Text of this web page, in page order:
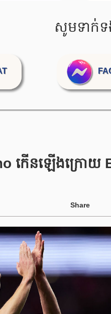
សូមទាក់ទ
កើនឡើងក្រោយ
Share